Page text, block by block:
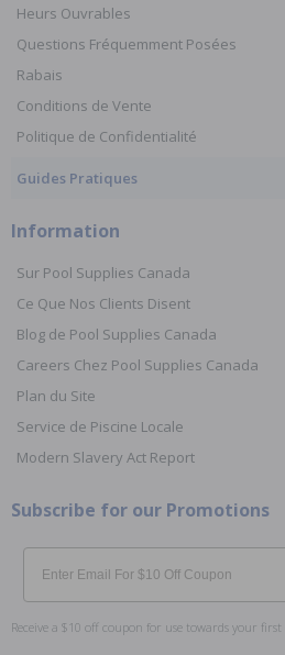
Heurs Ouvrables
Questions Fréquemment Posées
Rabais
Conditions de Vente
Politique de Confidentialité
Guides Pratiques
Information
Sur Pool Supplies Canada
Ce Que Nos Clients Disent
Blog de Pool Supplies Canada
Careers Chez Pool Supplies Canada
Plan du Site
Service de Piscine Locale
Modern Slavery Act Report
Subscribe for our Promotions
Email
Receive a $10 off coupon for use towards your